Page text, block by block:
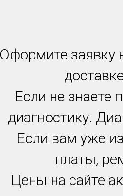
Оформите заявку
Если не знаете
диагностику.
Если вам уже
платы,
Цены на сайте